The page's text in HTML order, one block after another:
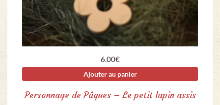
6.00€
Ajouter au panier
Personnage de Pâques – Le petit lapin assis